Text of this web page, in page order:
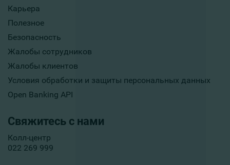
Карьера
Полезное
Безопасность
Жалобы сотрудников
Жалобы клиентов
Условия обработки и защиты персональных данных
Open Banking API
Свяжитесь с нами
Колл-центр
022 269 999